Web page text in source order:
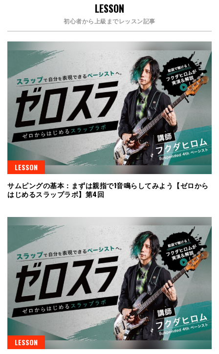
LESSON
初心者から上級までレッスン記事
LESSON
サムピングの基本：まずは親指で1音鳴らしてみよう【ゼロから
はじめるスラップラボ】第4回
LESSON